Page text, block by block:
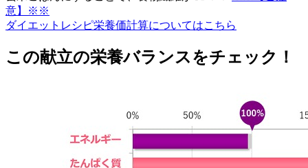
意】※※
ダイエットレシピ栄養価計算についてはこちら
この献立の栄養バランスをチェック！